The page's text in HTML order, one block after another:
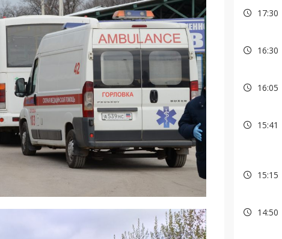
17:30
16:30
16:05
15:41
15:15
14:50